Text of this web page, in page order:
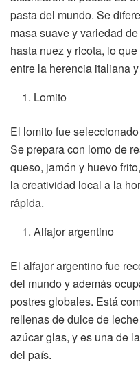
pasta del mundo. Se
masa suave y variedad
hasta nuez y ricota, lo
entre la herencia italiana
Lomito
El lomito fue
Se prepara con lomo de
queso, jamón y huevo
la creatividad local a la
rápida.
Alfajor argentino
El alfajor argentino fue
del mundo y además
postres globales. Está
rellenas de dulce de
azúcar glas, y es una de
del país.